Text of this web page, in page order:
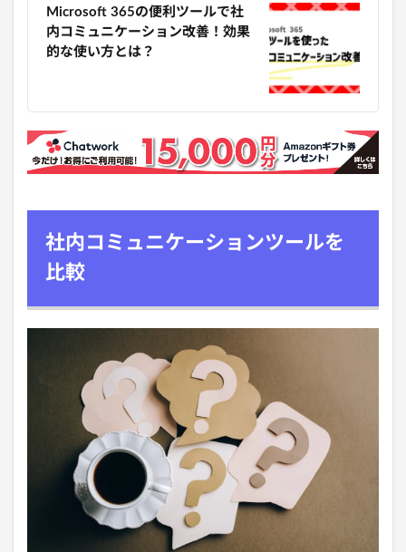
Microsoft 365の便利ツールで社
内コミュニケーション改善！効果
的な使い方とは？
社内コミュニケーションツールを
比較